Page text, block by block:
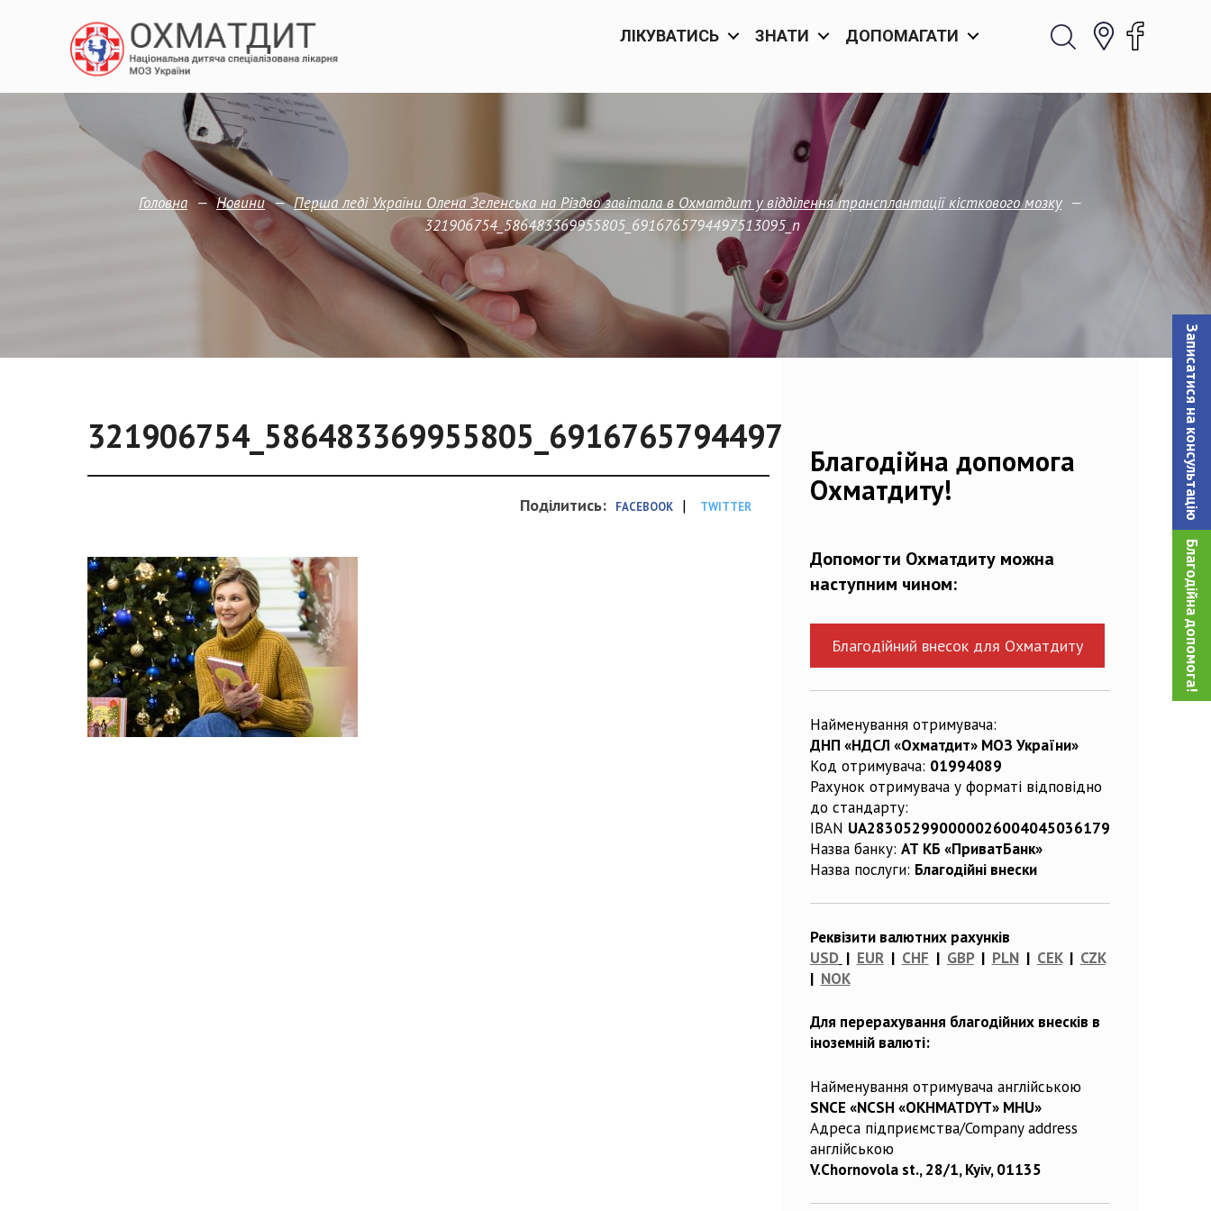
Записатися на консультацiю
Благодійна допомога!
ЛІКУВАТИСЬ ЗНАТИ ДОПОМАГАТИ
Головна — Новини — Перша леді України Олена Зеленська на Різдво завітала в Охматдит у відділення трансплантації кісткового мозку —
321906754_586483369955805_6916765794497513095_n
321906754_586483369955805_6916765794497513095_n
Поділитись: FACEBOOK | TWITTER
Благодійна допомога
Охматдиту!
Допомогти Охматдиту можна
наступним чином:
Благодійний внесок для Охматдиту
Найменування отримувача:
ДНП «НДСЛ «Охматдит» МОЗ України»
Код отримувача: 01994089
Рахунок отримувача у форматі відповідно
до стандарту:
IBAN UA283052990000026004045036179
Назва банку: АТ КБ «ПриватБанк»
Назва послуги: Благодійні внески
Реквізити валютних рахунків
USD | EUR| CHF | GBP| PLN| CEK| CZK
| NOK
Для перерахування благодійних внесків в
іноземній валюті:
Найменування отримувача англійською
SNCE «NCSH «OKHMATDYT» MHU»
Адреса підприємства/Company address
англійською
V.Chornovola st., 28/1, Kyiv, 01135